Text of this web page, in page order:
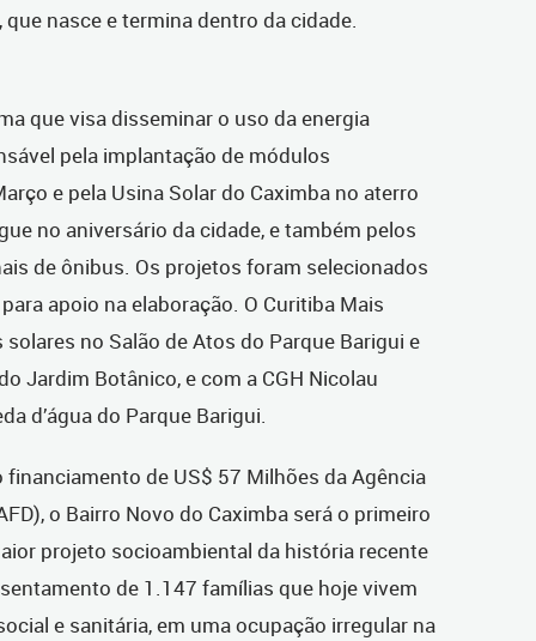
nasce e termina dentro da cidade.
que visa disseminar o uso da energia
pela implantação de módulos
e pela Usina Solar do Caximba no aterro
no aniversário da cidade, e também pelos
de ônibus. Os projetos foram selecionados
apoio na elaboração. O Curitiba Mais
no Salão de Atos do Parque Barigui e
Jardim Botânico, e com a CGH Nicolau
d’água do Parque Barigui.
financiamento de US$ 57 Milhões da Agência
o Bairro Novo do Caximba será o primeiro
projeto socioambiental da história recente
de 1.147 famílias que hoje vivem
e sanitária, em uma ocupação irregular na